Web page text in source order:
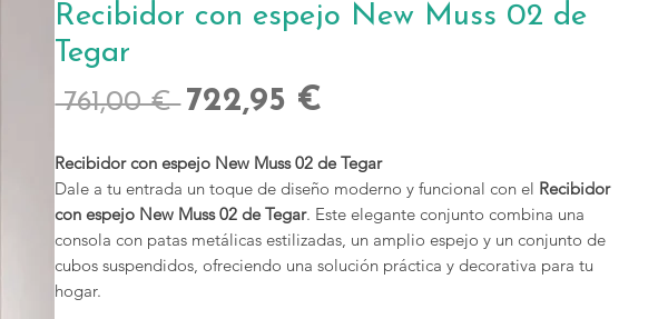
Recibidor con espejo New Muss 02 de
Tegar
761,00 € Precio
722,95 €
oferta
Recibidor con espejo New Muss 02 de Tegar
Dale a tu entrada un toque de diseño moderno y funcional con el Recibidor
con espejo New Muss 02 de Tegar. Este elegante conjunto combina una
consola con patas metálicas estilizadas, un amplio espejo y un conjunto de
cubos suspendidos, ofreciendo una solución práctica y decorativa para tu
hogar.